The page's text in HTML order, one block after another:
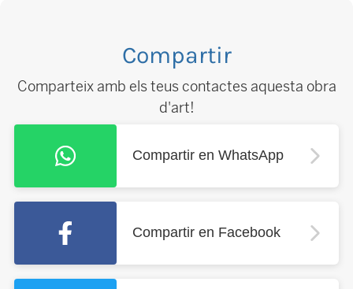
Compartir
Comparteix amb els teus contactes aquesta obra
d'art!
Compartir en WhatsApp
Compartir en Facebook